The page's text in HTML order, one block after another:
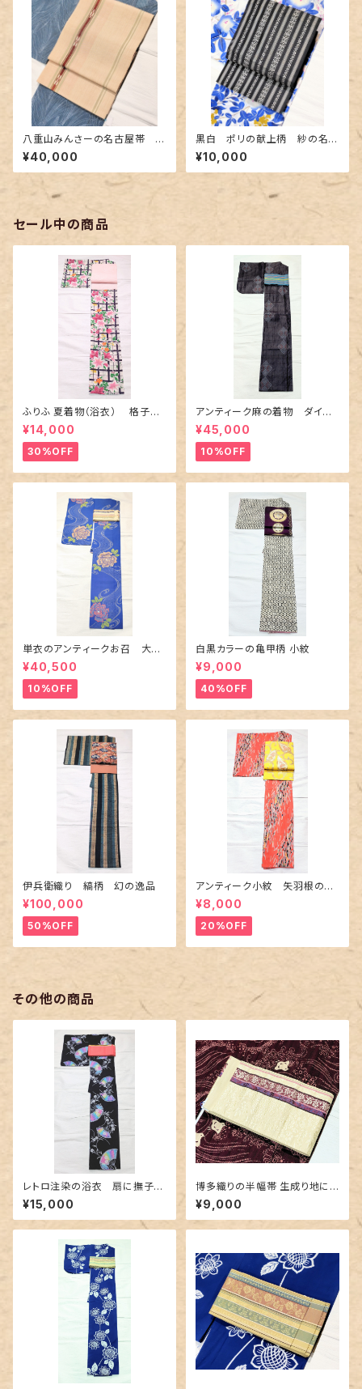
八重山みんさーの名古屋帯 ベ
ージュ色 極めて近年タイプ
¥40,000
黒白 ポリの献上柄 紗の名古
屋帯
¥10,000
セール中の商品
ふりふ 夏着物（浴衣） 格子に
百合や秋草花
¥14,000
30%OFF
アンティーク麻の着物 ダイヤ
に市松柄の上布
¥45,000
10%OFF
単衣のアンティークお召 大輪
の薔薇柄柄
¥40,500
10%OFF
白黒カラーの亀甲柄 小紋
¥9,000
40%OFF
伊兵衛織り 縞柄 幻の逸品
¥100,000
50%OFF
アンティーク小紋 矢羽根の地
紋に短冊柄 裄６６cm
¥8,000
20%OFF
その他の商品
レトロ注染の浴衣 扇に撫子〜
カラフルなぼかし～
¥15,000
博多織りの半幅帯 生成り地に
豪華な地紋＆赤紫色
¥9,000